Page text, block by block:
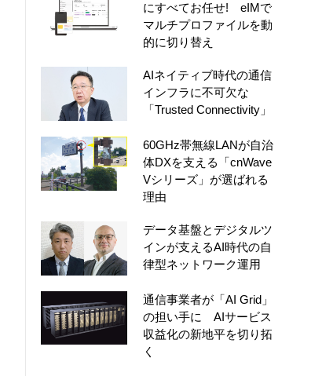
にすべてお任せ! eIMで
マルチプロファイルを動
的に切り替え
AIネイティブ時代の通信
インフラに不可欠な
「Trusted Connectivity」
60GHz帯無線LANが自治
体DXを支える「cnWave
Vシリーズ」が選ばれる
理由
データ基盤とデジタルツ
インが支えるAI時代の自
律型ネットワーク運用
通信事業者が「AI Grid」
の担い手に AIサービス
収益化の新地平を切り拓
く